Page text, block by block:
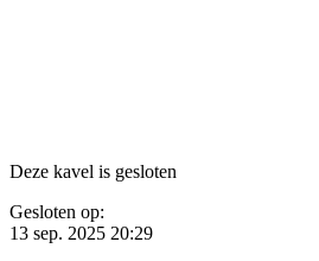
Deze kavel is gesloten
Gesloten op:
13 sep. 2025 20:29